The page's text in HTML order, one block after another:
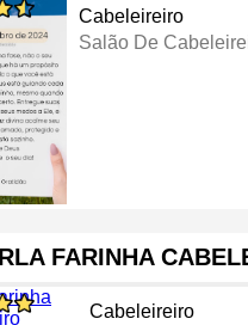
Cabeleireiro
Salão De
FARINHA
Cabeleireiro